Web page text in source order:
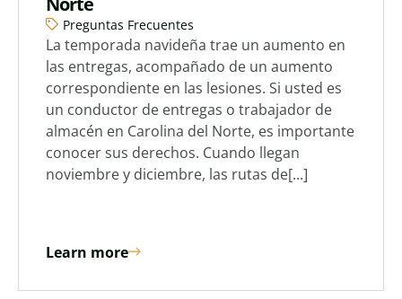
Preguntas Frecuentes
La temporada navideña trae un aumento en
las entregas, acompañado de un aumento
correspondiente en las lesiones. Si usted es
un conductor de entregas o trabajador de
almacén en Carolina del Norte, es importante
conocer sus derechos. Cuando llegan
noviembre y diciembre, las rutas de[...]
Learn more